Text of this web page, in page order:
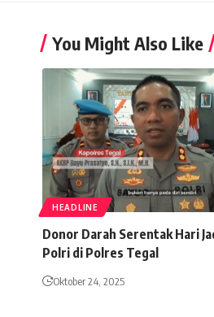
You Might Also Like
HEADLINE
Donor Darah Serentak Hari
Polri di Polres Tegal
Oktober 24, 2025